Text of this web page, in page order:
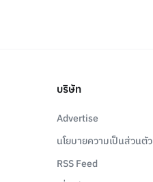
บริษัท
Advertise
นโยบายความเป็นส่วนตัว
RSS Feed